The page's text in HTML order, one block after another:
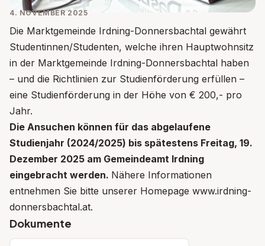
4. NOVEMBER 2025
Die Marktgemeinde Irdning-Donnersbachtal gewährt
Studentinnen/Studenten, welche ihren Hauptwohnsitz
in der Marktgemeinde Irdning-Donnersbachtal haben
– und die Richtlinien zur Studienförderung erfüllen –
eine Studienförderung in der Höhe von € 200,- pro
Jahr.
Die Ansuchen können für das abgelaufene
Studienjahr (2024/2025) bis spätestens Freitag, 19.
Dezember 2025 am Gemeindeamt Irdning
eingebracht werden. Nähere Informationen
entnehmen Sie bitte unserer Homepage www.irdning-
donnersbachtal.at.
Dokumente